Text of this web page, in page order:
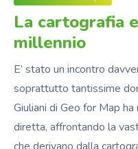
La cartografia
millennio
E’ stato un incontro
soprattutto tantissime
Giuliani di Geo for Map
diretta, affrontando la